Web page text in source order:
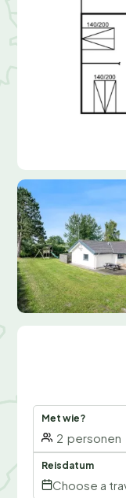
Met wie?
2 personen
Reisdatum
Choose a